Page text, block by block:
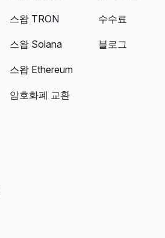
스왑 TRON
스왑 Solana
스왑 Ethereum
암호화폐 교환
수수료
블로그